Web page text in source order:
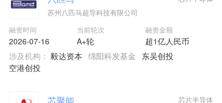
苏州八匹马超导科技有限公司
融资时间
2026-07-16
当前轮次
A+轮
融资金额
超1亿人民币
涉及机构： 毅达资本 绵阳科发基金
东吴创投
空港创投
芯聚能 芯片半导体